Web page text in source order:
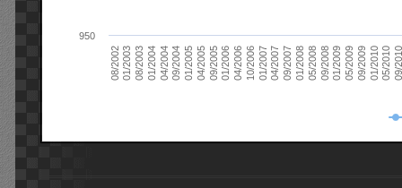
08/200201/200308/200301/200404/200409/200401/200504/200509/200501/200604/200610/200601/200704/200709/200701/200805/200809/200801/200905/200909/200901/201005/201009/
950